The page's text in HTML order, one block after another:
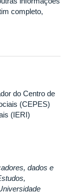
completo,
do Centro de
(CEPES)
(IERI)
dados e